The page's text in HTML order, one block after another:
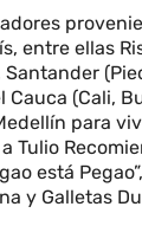
entre ellas
Santander
Cauca (Cali,
para
Tulio
está
y Galletas